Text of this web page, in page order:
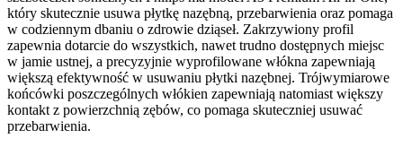
który skutecznie usuwa płytkę nazębną, przebarwienia oraz pomaga
w codziennym dbaniu o zdrowie dziąseł. Zakrzywiony profil
zapewnia dotarcie do wszystkich, nawet trudno dostępnych miejsc
w jamie ustnej, a precyzyjnie wyprofilowane włókna zapewniają
większą efektywność w usuwaniu płytki nazębnej. Trójwymiarowe
końcówki poszczególnych włókien zapewniają natomiast większy
kontakt z powierzchnią zębów, co pomaga skuteczniej usuwać
przebarwienia.